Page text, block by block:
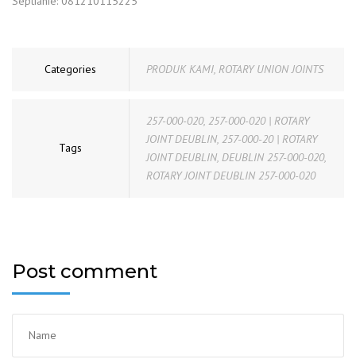
Categories PRODUK KAMI, ROTARY UNION JOINTS
Tags
257-000-020, 257-000-020 | ROTARY
JOINT DEUBLIN, 257-000-20 | ROTARY
JOINT DEUBLIN, DEUBLIN 257-000-020,
ROTARY JOINT DEUBLIN 257-000-020
Post comment